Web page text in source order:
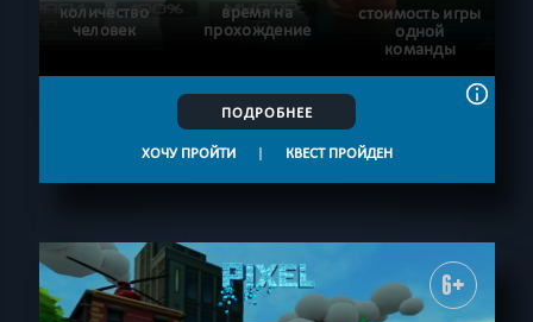
количество
человек
время на
прохождение
стоимость игры
одной
команды
ПОДРОБНЕЕ
ХОЧУ ПРОЙТИ | КВЕСТ ПРОЙДЕН
6+